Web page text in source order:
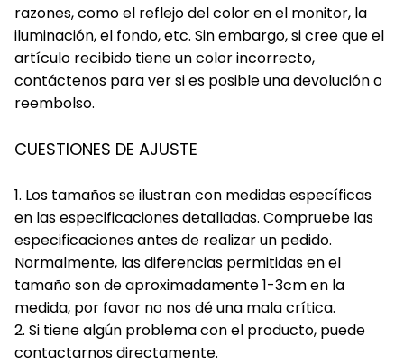
razones, como el reflejo del color en el monitor, la
iluminación, el fondo, etc. Sin embargo, si cree que el
artículo recibido tiene un color incorrecto,
contáctenos para ver si es posible una devolución o
reembolso.
CUESTIONES DE AJUSTE
1. Los tamaños se ilustran con medidas específicas
en las especificaciones detalladas. Compruebe las
especificaciones antes de realizar un pedido.
Normalmente, las diferencias permitidas en el
tamaño son de aproximadamente 1-3cm en la
medida, por favor no nos dé una mala crítica.
2. Si tiene algún problema con el producto, puede
contactarnos directamente.